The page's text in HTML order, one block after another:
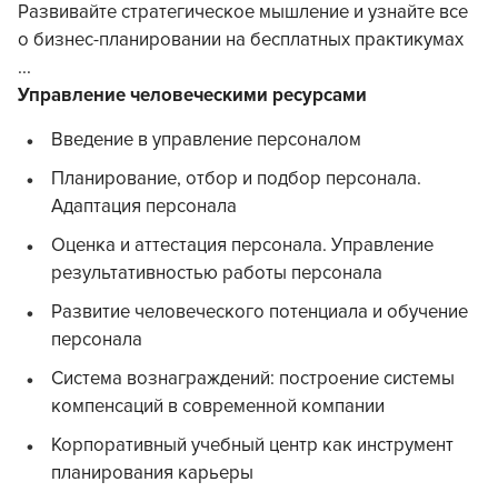
Развивайте стратегическое мышление и узнайте все
о бизнес-планировании на бесплатных практикумах
...
Управление человеческими ресурсами
Введение в управление персоналом
Планирование, отбор и подбор персонала.
Адаптация персонала
Оценка и аттестация персонала. Управление
результативностью работы персонала
Развитие человеческого потенциала и обучение
персонала
Система вознаграждений: построение системы
компенсаций в современной компании
Корпоративный учебный центр как инструмент
планирования карьеры